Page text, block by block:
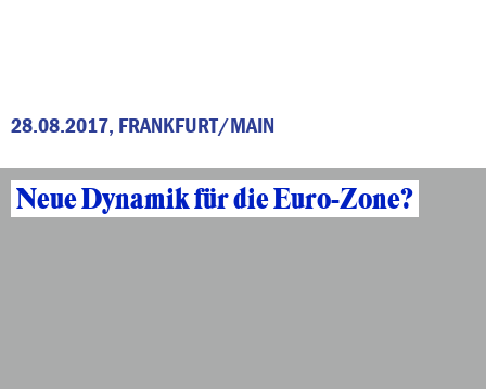
28.08.2017, FRANKFURT/MAIN
Neue Dynamik für die Euro-Zone?